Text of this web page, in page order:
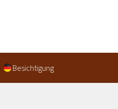
Besichtigung